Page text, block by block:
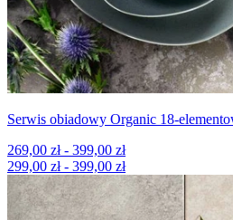
Serwis obiadowy Organic 18-
269,00 zł - 399,00 zł
299,00 zł - 399,00 zł